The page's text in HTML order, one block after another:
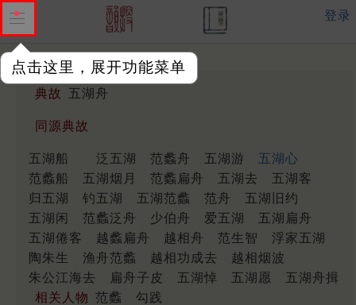
点击这里，展开功能菜单
登录
典故 五湖舟
同源典故
五湖船 泛五湖 范蠡舟 五湖游
五湖心
范蠡船
五湖烟月 范蠡扁舟 五湖去
五湖客
归五湖
钓五湖 五湖范蠡 范舟
五湖旧约
五湖闲
范蠡泛舟 少伯舟 爱五湖
五湖扁舟
五湖倦客
越蠡扁舟 越相舟 范生智
浮家五湖
陶朱生
渔舟范蠡 越相功成去
越相烟波
朱公江海去
扁舟子皮 五湖悼 五湖愿
五湖舟揖
相关人物 范蠡 勾践